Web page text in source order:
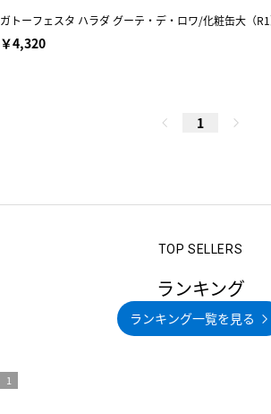
ガトーフェスタ ハラダ グーテ・デ・ロワ/化粧缶大（R1
￥4,320
1
ランキング
ランキング一覧を見る